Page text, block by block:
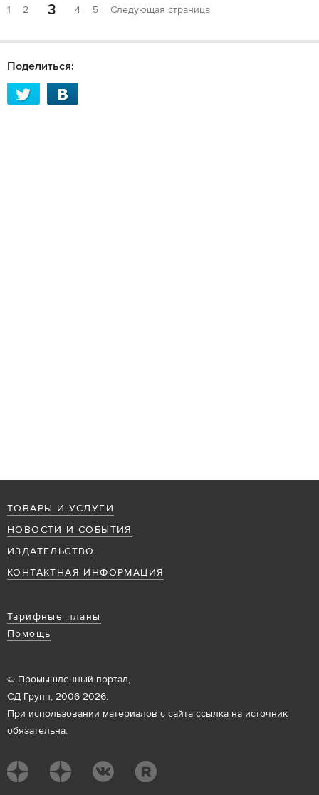
1 2 3 4 5 Следующая страница
Поделиться:
ТОВАРЫ И УСЛУГИ
НОВОСТИ И СОБЫТИЯ
ИЗДАТЕЛЬСТВО
КОНТАКТНАЯ ИНФОРМАЦИЯ
Тарифные планы
Помощь
© Промышленный портал,
СД Групп, 2006-2026.
При использовании материалов с сайта ссылка на источник
обязательна.